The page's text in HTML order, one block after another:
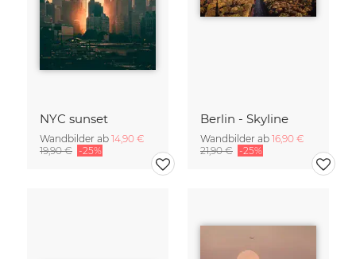
NYC sunset
Wandbilder ab 14,90 €
19,90 € -25%
Berlin - Skyline
Wandbilder ab 16,90 €
21,90 € -25%